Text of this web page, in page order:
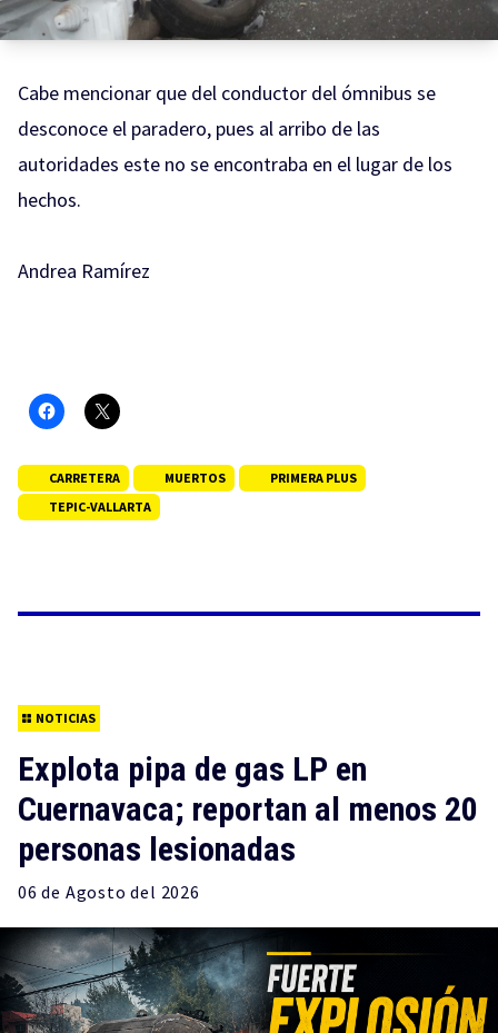
Cabe mencionar que del conductor del ómnibus se
desconoce el paradero, pues al arribo de las
autoridades este no se encontraba en el lugar de los
hechos.
Andrea Ramírez
CARRETERA MUERTOS
PRIMERA PLUS
TEPIC-VALLARTA
NOTICIAS
Explota pipa de gas LP en
Cuernavaca; reportan al menos 20
personas lesionadas
06 de Agosto del 2026